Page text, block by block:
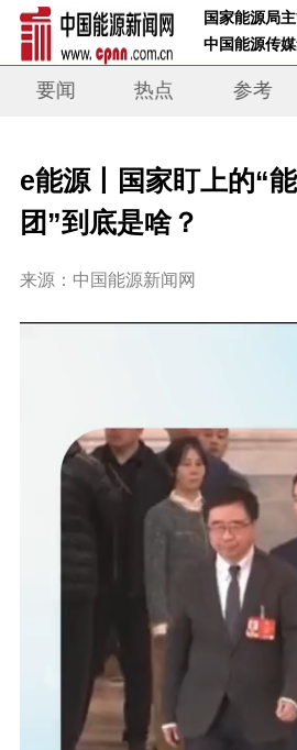
国家能源局
中国能源传
要闻 热点 参考
e能源丨国家盯上的“
团”到底是啥？
来源：中国能源新闻网